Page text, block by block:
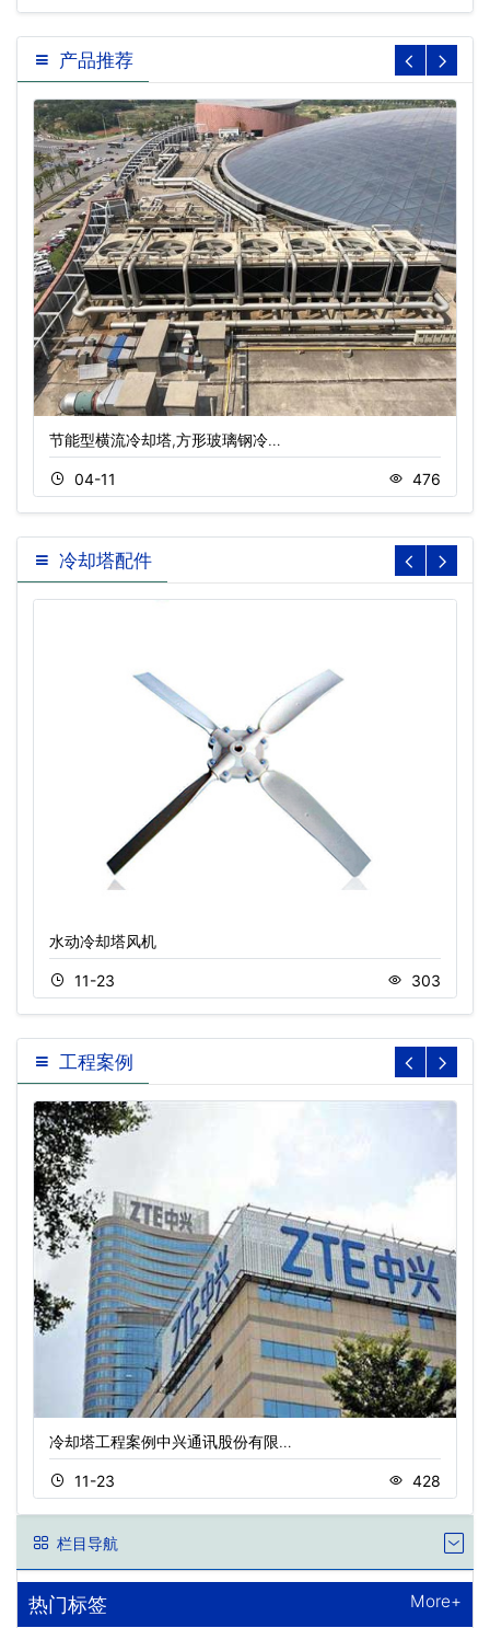
名…
产品推荐
节能型横流冷却塔,方形玻璃钢冷…
04-11 476
冷却塔配件
水动冷却塔风机
11-23 303
工程案例
冷却塔工程案例中兴通讯股份有限…
11-23 428
栏目导航
热门标签 More+